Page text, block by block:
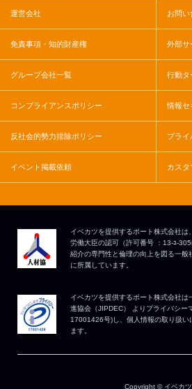
運営会社 お問い
免責事項・知的財産権 外部サ
グループ会社一覧 行動タ
コンプライアンスポリシー 情報セ
反社会的勢力排除ポリシー プライ
イベント掲載依頼 カスタ